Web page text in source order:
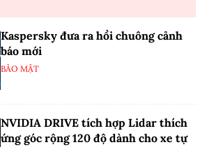
Kaspersky đưa ra hồi chuông cảnh
báo mới
BẢO MẬT
NVIDIA DRIVE tích hợp Lidar thích
ứng góc rộng 120 độ dành cho xe tự